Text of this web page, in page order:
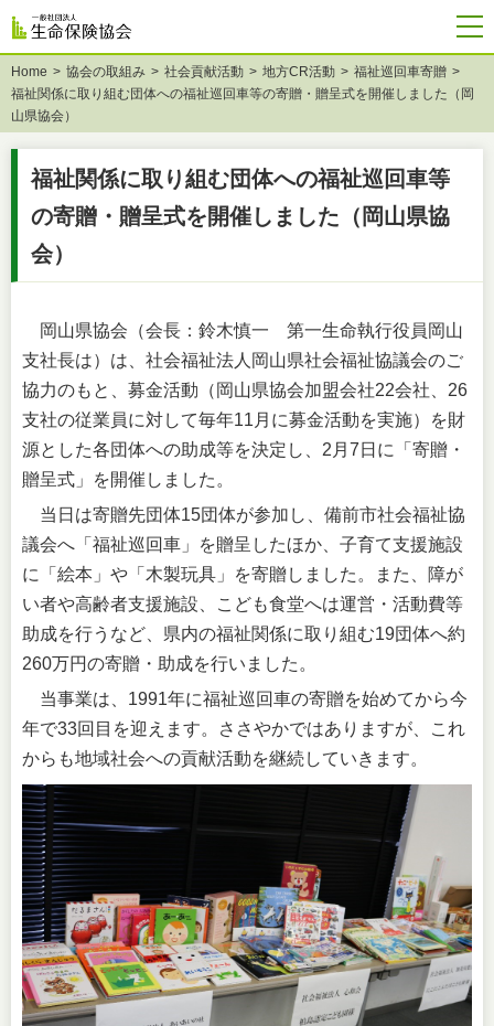
Home 協会の取組み 社会貢献活動 地方CR活動
福祉巡回車寄贈
福祉関係に取り組む団体への福祉巡回車等の寄贈・贈呈式を開催しました（岡
山県協会）
福祉関係に取り組む団体への福祉巡回車等
の寄贈・贈呈式を開催しました（岡山県協
会）
岡山県協会（会長：鈴木慎一 第一生命執行役員岡山
支社長は）は、社会福祉法人岡山県社会福祉協議会のご
協力のもと、募金活動（岡山県協会加盟会社22会社、26
支社の従業員に対して毎年11月に募金活動を実施）を財
源とした各団体への助成等を決定し、2月7日に「寄贈・
贈呈式」を開催しました。
当日は寄贈先団体15団体が参加し、備前市社会福祉協
議会へ「福祉巡回車」を贈呈したほか、子育て支援施設
に「絵本」や「木製玩具」を寄贈しました。また、障が
い者や高齢者支援施設、こども食堂へは運営・活動費等
助成を行うなど、県内の福祉関係に取り組む19団体へ約
260万円の寄贈・助成を行いました。
当事業は、1991年に福祉巡回車の寄贈を始めてから今
年で33回目を迎えます。ささやかではありますが、これ
からも地域社会への貢献活動を継続していきます。